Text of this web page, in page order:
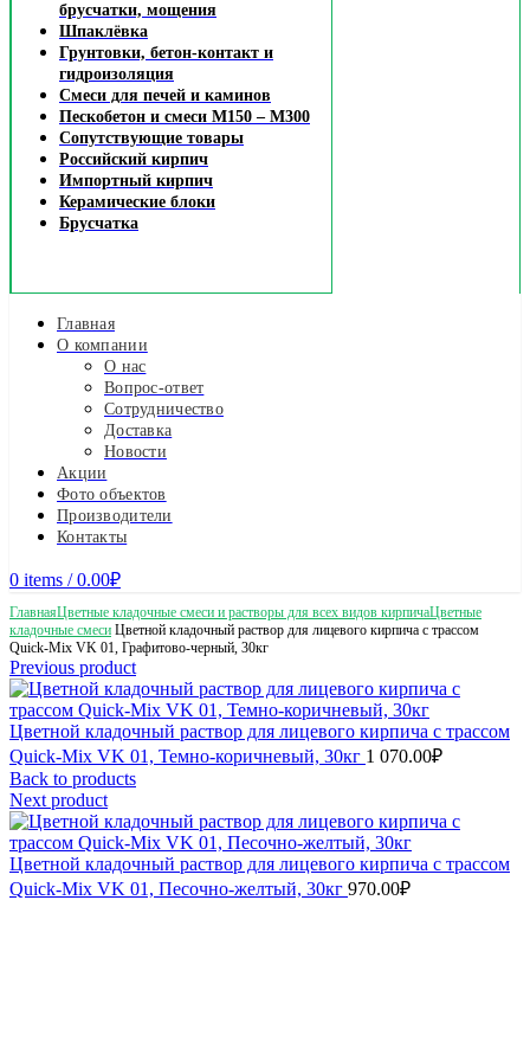
брусчатки, мощения
Шпаклёвка
Грунтовки, бетон-контакт и
гидроизоляция
Смеси для печей и каминов
Пескобетон и смеси М150 – М300
Сопутствующие товары
Российский кирпич
Импортный кирпич
Керамические блоки
Брусчатка
Главная
О компании
О нас
Вопрос-ответ
Сотрудничество
Доставка
Новости
Акции
Фото объектов
Производители
Контакты
0 items / 0.00₽
ГлавнаяЦветные кладочные смеси и растворы для всех видов кирпичаЦветные
кладочные смеси Цветной кладочный раствор для лицевого кирпича с трассом
Quick-Mix VK 01, Графитово-черный, 30кг
Previous product
Цветной кладочный раствор для лицевого кирпича с трассом
Quick-Mix VK 01, Темно-коричневый, 30кг 1 070.00₽
Back to products
Next product
Цветной кладочный раствор для лицевого кирпича с трассом
Quick-Mix VK 01, Песочно-желтый, 30кг 970.00₽